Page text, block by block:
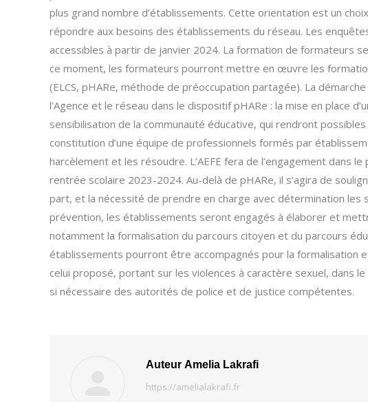
plus grand nombre d’établissements. Cette orientation est un
répondre aux besoins des établissements du réseau. Les
accessibles à partir de janvier 2024. La formation de formateurs
ce moment, les formateurs pourront mettre en œuvre les
(ELCS, pHARe, méthode de préoccupation partagée). La
l’Agence et le réseau dans le dispositif pHARe : la mise en place
sensibilisation de la communauté éducative, qui rendront
constitution d’une équipe de professionnels formés par
harcèlement et les résoudre. L’AEFE fera de l’engagement dans
rentrée scolaire 2023-2024. Au-delà de pHARe, il s’agira de
part, et la nécessité de prendre en charge avec détermination les
prévention, les établissements seront engagés à élaborer et
notamment la formalisation du parcours citoyen et du parcours
établissements pourront être accompagnés pour la formalisation
celui proposé, portant sur les violences à caractère sexuel, dans
si nécessaire des autorités de police et de justice compétentes.
Auteur Amelia Lakrafi
https://amelialakrafi.fr